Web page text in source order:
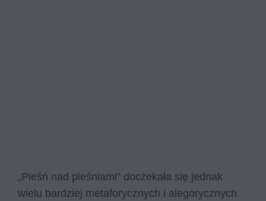
„Pieśń nad pieśniami” doczekała się jednak
wielu bardziej metaforycznych i alegorycznych